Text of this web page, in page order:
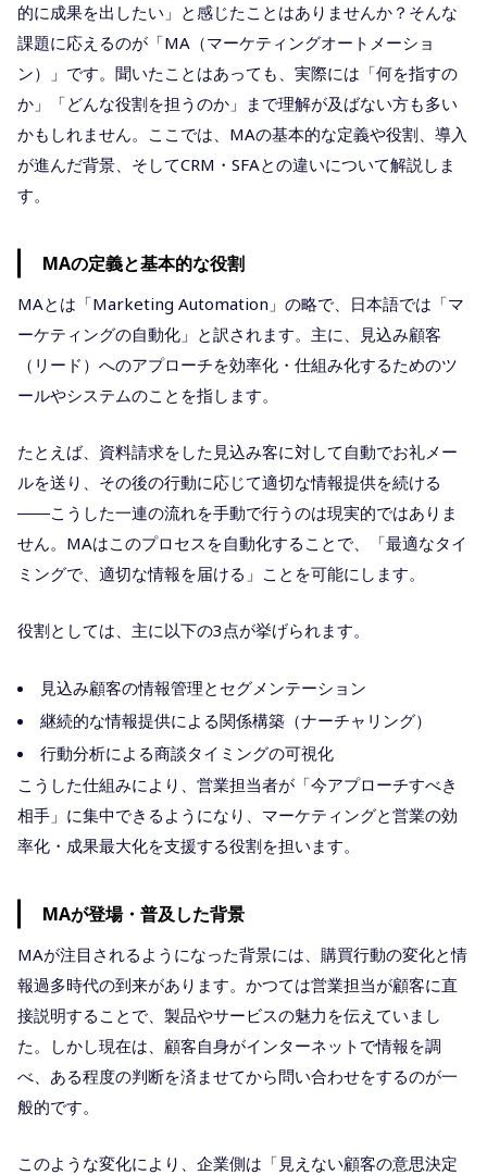
的に成果を出したい」と感じたことはありませんか？そんな
課題に応えるのが「MA（マーケティングオートメーショ
ン）」です。聞いたことはあっても、実際には「何を指すの
か」「どんな役割を担うのか」まで理解が及ばない方も多い
かもしれません。ここでは、MAの基本的な定義や役割、導入
が進んだ背景、そしてCRM・SFAとの違いについて解説しま
す。
MAの定義と基本的な役割
MAとは「Marketing Automation」の略で、日本語では「マ
ーケティングの自動化」と訳されます。主に、見込み顧客
（リード）へのアプローチを効率化・仕組み化するためのツ
ールやシステムのことを指します。
たとえば、資料請求をした見込み客に対して自動でお礼メー
ルを送り、その後の行動に応じて適切な情報提供を続ける
――こうした一連の流れを手動で行うのは現実的ではありま
せん。MAはこのプロセスを自動化することで、「最適なタイ
ミングで、適切な情報を届ける」ことを可能にします。
役割としては、主に以下の3点が挙げられます。
見込み顧客の情報管理とセグメンテーション
継続的な情報提供による関係構築（ナーチャリング）
行動分析による商談タイミングの可視化
こうした仕組みにより、営業担当者が「今アプローチすべき
相手」に集中できるようになり、マーケティングと営業の効
率化・成果最大化を支援する役割を担います。
MAが登場・普及した背景
MAが注目されるようになった背景には、購買行動の変化と情
報過多時代の到来があります。かつては営業担当が顧客に直
接説明することで、製品やサービスの魅力を伝えていまし
た。しかし現在は、顧客自身がインターネットで情報を調
べ、ある程度の判断を済ませてから問い合わせをするのが一
般的です。
このような変化により、企業側は「見えない顧客の意思決定